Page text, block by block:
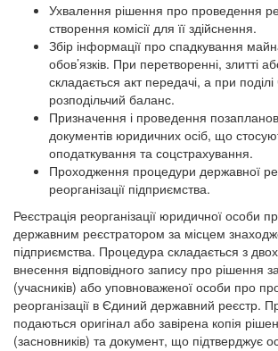
Ухвалення рішення про проведення
створення комісії для її здійснення.
Збір інформації про спадкування
обов’язків. При перетворенні, злитті
складається акт передачі, а при поділі
розподільчий баланс.
Призначення і проведення
документів юридичних осіб, що
оподаткування та соцстрахування.
Проходження процедури державної
реорганізації підприємства.
Реєстрація реорганізації юридичної особи
державним реєстратором за місцем
підприємства. Процедура складається з
внесення відповідного запису про рішення
(учасників) або уповноваженої особи про
реорганізації в Єдиний державний реєстр.
подаються оригінал або завірена копія
(засновників) та документ, що підтверджує